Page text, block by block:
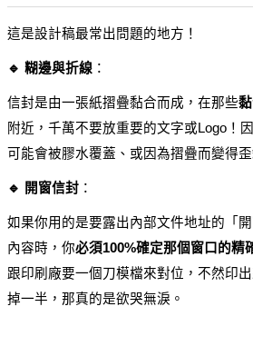
這是設計稿最常出問題的地方！
🔹 糊邊與折線 ：
信封是由一張紙摺疊黏合而成，在那些
附近，千萬不要放重要的文字或Logo！
可能會被膠水覆蓋、或因為摺疊而變得歪
🔹 開窗信封 ：
如果你用的是要露出內部文件地址的「
內容時，你必須100%確定那個窗口的精
跟印刷廠要一個刀模檔來對位，不然印
掉一半，那真的是欲哭無淚。